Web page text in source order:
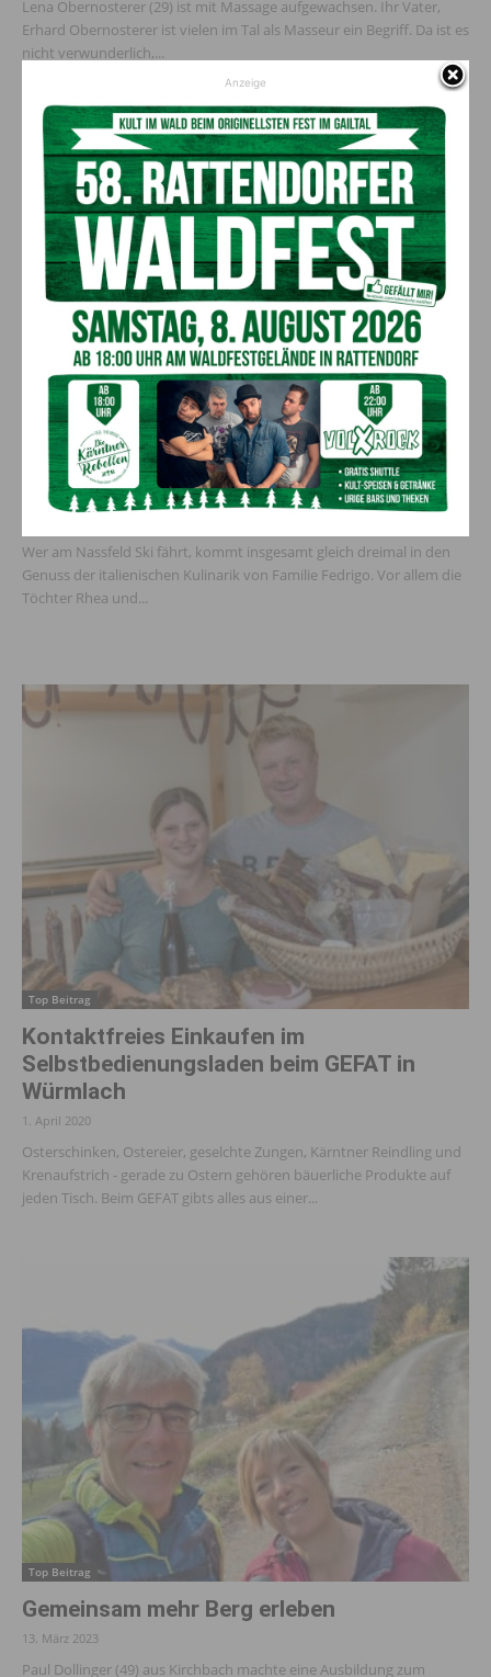
Lena Obernosterer (29) ist mit Massage aufgewachsen. Ihr Vater,
Erhard Obernosterer ist vielen im Tal als Masseur ein Begriff. Da ist es
nicht verwunderlich,...
Top Beitrag
Gastfreundschaft bei Fausto Fedrigo und
„la famiglia”
Wer am Nassfeld Ski fährt, kommt insgesamt gleich dreimal in den
Genuss der italienischen Kulinarik von Familie Fedrigo. Vor allem die
Töchter Rhea und...
Top Beitrag
Kontaktfreies Einkaufen im
Selbstbedienungsladen beim GEFAT in
Würmlach
1. April 2020
Osterschinken, Ostereier, geselchte Zungen, Kärntner Reindling und
Krenaufstrich - gerade zu Ostern gehören bäuerliche Produkte auf
jeden Tisch. Beim GEFAT gibts alles aus einer...
Top Beitrag
Gemeinsam mehr Berg erleben
13. März 2023
Paul Dollinger (49) aus Kirchbach machte eine Ausbildung zum
Anzeige